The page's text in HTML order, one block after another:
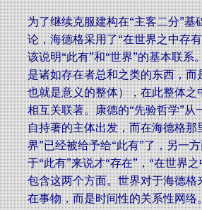
为了继续克服建构在“主客二分”基
论，海德格采用了“在世界之中存
该说明“此有”和“世界”的基本联系
是诸如存在者总和之类的东西，而
也就是意义的整体），在此整体之
相互关联著。康德的“先验哲学”从
自持著的主体出发，而在海德格那
界”已经被给予给“此有”了，另一
于“此有”来说才“存在”，“在世界
包含这两个方面。世界对于海德格
在事物，而是时间性的关系性网络